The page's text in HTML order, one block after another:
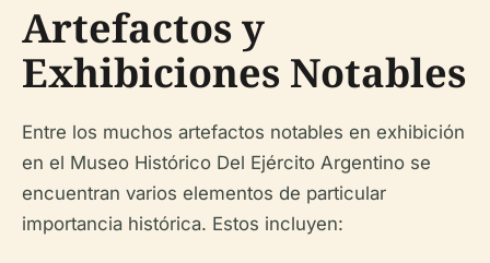
Artefactos y
Exhibiciones Notables
Entre los muchos artefactos notables en exhibición
en el Museo Histórico Del Ejército Argentino se
encuentran varios elementos de particular
importancia histórica. Estos incluyen: